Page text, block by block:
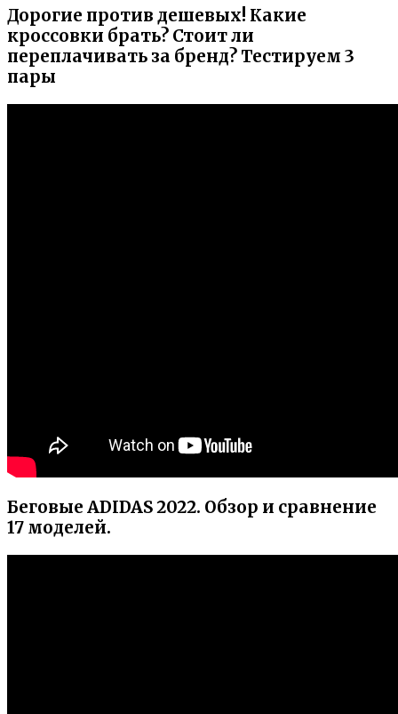
Дорогие против дешевых! Какие
кроссовки брать? Стоит ли
переплачивать за бренд? Тестируем 3
пары
Беговые ADIDAS 2022. Обзор и сравнение
17 моделей.